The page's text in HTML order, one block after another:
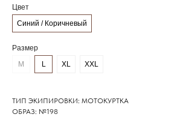
Цвет
Синий / Коричневый
Размер
M
L XL XXL
ТИП ЭКИПИРОВКИ: МОТОКУРТКА
ОБРАЗ: №198